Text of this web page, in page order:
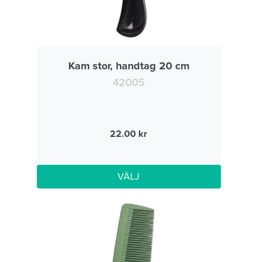
Kam stor, handtag 20 cm
42005
22.00
VÄLJ